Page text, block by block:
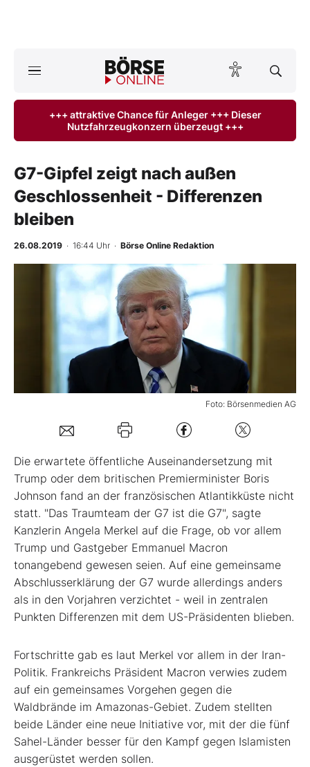
ktuelle Ausgabe BÖRSE ONLINE lesen
Anlageprodukte
Finanz-Check
BO-Musterdepots
Mein B:O
Mein Konto
Folgen Sie uns
Kontakt
+++ attraktive Chance für Anleger +++ Dieser
Nutzfahrzeugkonzern überzeugt +++
G7-Gipfel zeigt nach außen
Geschlossenheit - Differenzen
bleiben
26.08.2019 · 16:44 Uhr · Börse Online Redaktion
Foto: Börsenmedien AG
Die erwartete öffentliche Auseinandersetzung mit
Trump oder dem britischen Premierminister Boris
Johnson fand an der französischen Atlantikküste nicht
statt. "Das Traumteam der G7 ist die G7", sagte
Kanzlerin Angela Merkel auf die Frage, ob vor allem
Trump und Gastgeber Emmanuel Macron
tonangebend gewesen seien. Auf eine gemeinsame
Abschlusserklärung der G7 wurde allerdings anders
als in den Vorjahren verzichtet - weil in zentralen
Punkten Differenzen mit dem US-Präsidenten blieben.
Fortschritte gab es laut Merkel vor allem in der Iran-
Politik. Frankreichs Präsident Macron verwies zudem
auf ein gemeinsames Vorgehen gegen die
Waldbrände im Amazonas-Gebiet. Zudem stellten
beide Länder eine neue Initiative vor, mit der die fünf
Sahel-Länder besser für den Kampf gegen Islamisten
ausgerüstet werden sollen.